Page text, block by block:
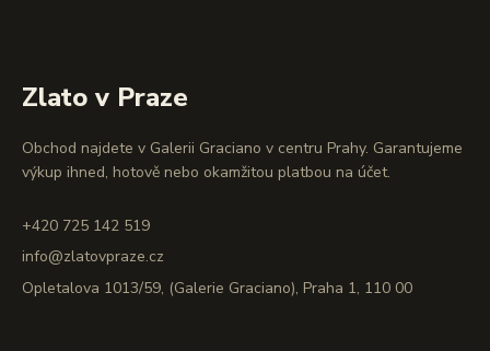
Zlato v Praze
Obchod najdete v Galerii Graciano v centru Prahy. Garantujeme
výkup ihned, hotově nebo okamžitou platbou na účet.
+420 725 142 519
info@zlatovpraze.cz
Opletalova 1013/59, (Galerie Graciano), Praha 1, 110 00